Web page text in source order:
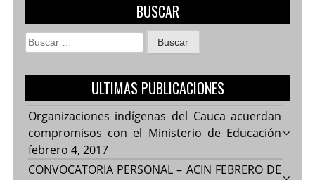
BUSCAR
Buscar:
ULTIMAS PUBLICACIONES
Organizaciones indígenas del Cauca acuerdan
compromisos con el Ministerio de Educación
febrero 4, 2017
CONVOCATORIA PERSONAL – ACIN FEBRERO DE